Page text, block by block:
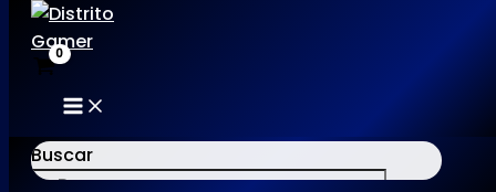
al
contenido
MAIN
MENU
Buscar